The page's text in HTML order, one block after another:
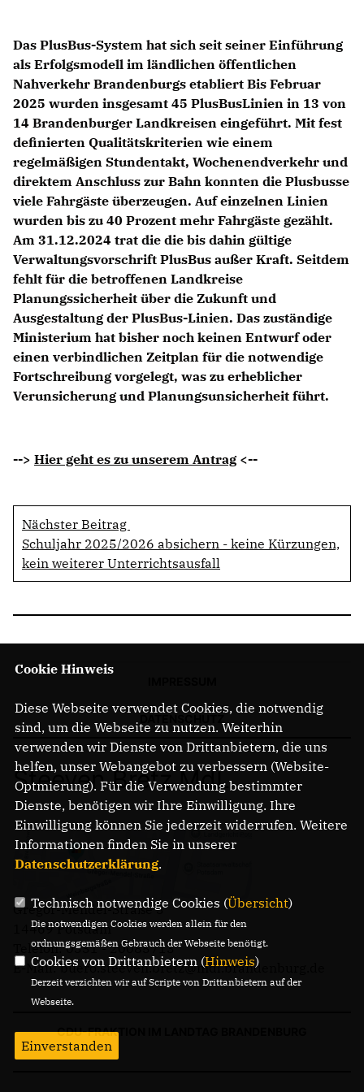
Das PlusBus-System hat sich seit seiner Einführung
als Erfolgsmodell im ländlichen öffentlichen
Nahverkehr Brandenburgs etabliert Bis Februar
2025 wurden insgesamt 45 PlusBusLinien in 13 von
14 Brandenburger Landkreisen eingeführt. Mit fest
definierten Qualitätskriterien wie einem
regelmäßigen Stundentakt, Wochenendverkehr und
direktem Anschluss zur Bahn konnten die Plusbusse
viele Fahrgäste überzeugen. Auf einzelnen Linien
wurden bis zu 40 Prozent mehr Fahrgäste gezählt.
Am 31.12.2024 trat die die bis dahin gültige
Verwaltungsvorschrift PlusBus außer Kraft. Seitdem
fehlt für die betroffenen Landkreise
Planungssicherheit über die Zukunft und
Ausgestaltung der PlusBus-Linien. Das zuständige
Ministerium hat bisher noch keinen Entwurf oder
einen verbindlichen Zeitplan für die notwendige
Fortschreibung vorgelegt, was zu erheblicher
Verunsicherung und Planungsunsicherheit führt.
--> Hier geht es zu unserem Antrag <--
Nächster Beitrag
Schuljahr 2025/2026 absichern - keine Kürzungen,
kein weiterer Unterrichtsausfall
Steeven Bretz MdL
Gregor-Mendel-Straße 3
14469 Potsdam
Telefon: 0331 - 20085713
E-Mail: buero.steeven.bretz@mdl.brandenburg.de
CDU-FRAKTION IM LANDTAG BRANDENBURG
Cookie Hinweis
Diese Webseite verwendet Cookies, die notwendig
sind, um die Webseite zu nutzen. Weiterhin
verwenden wir Dienste von Drittanbietern, die uns
helfen, unser Webangebot zu verbessern (Website-
Optmierung). Für die Verwendung bestimmter
Dienste, benötigen wir Ihre Einwilligung. Ihre
Einwilligung können Sie jederzeit widerrufen. Weitere
Informationen finden Sie in unserer
Datenschutzerklärung.
Technisch notwendige Cookies (Übersicht)
Die notwendigen Cookies werden allein für den
ordnungsgemäßen Gebrauch der Webseite benötigt.
Cookies von Drittanbietern (Hinweis)
Derzeit verzichten wir auf Scripte von Drittanbietern auf der
Webseite.
Einverstanden